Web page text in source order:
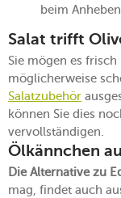
beim
Salat trifft
Sie mögen es
möglicherweise
Salatzubehör
können Sie dies
vervollständigen.
Ölkännchen
Die Alternative zu
mag, findet auch